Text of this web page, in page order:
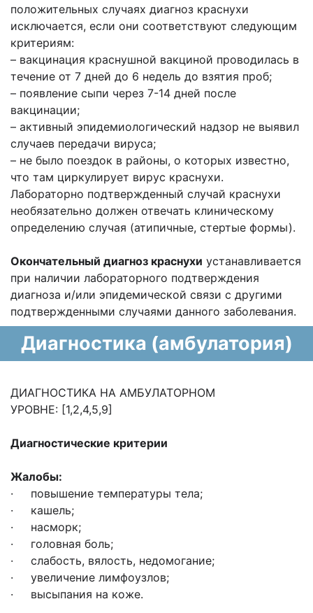
положительных случаях диагноз краснухи
исключается, если они соответствуют следующим
критериям:
– вакцинация краснушной вакциной проводилась в
течение от 7 дней до 6 недель до взятия проб;
– появление сыпи через 7-14 дней после
вакцинации;
– активный эпидемиологический надзор не выявил
случаев передачи вируса;
– не было поездок в районы, о которых известно,
что там циркулирует вирус краснухи.
Лабораторно подтвержденный случай краснухи
необязательно должен отвечать клиническому
определению случая (атипичные, стертые формы).
Окончательный диагноз краснухи устанавливается
при наличии лабораторного подтверждения
диагноза и/или эпидемической связи с другими
подтвержденными случаями данного заболевания.
Диагностика (амбулатория)
ДИАГНОСТИКА НА АМБУЛАТОРНОМ
УРОВНЕ: [1,2,4,5,9]
Диагностические критерии
Жалобы:
· повышение температуры тела;
· кашель;
· насморк;
· головная боль;
· слабость, вялость, недомогание;
· увеличение лимфоузлов;
· высыпания на коже.